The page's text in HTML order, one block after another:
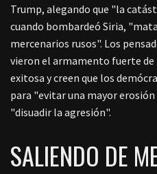
Trump, alegando que "la
cuando bombardeó Siria,
mercenarios rusos". Los
vieron el armamento fuerte
exitosa y creen que los
para "evitar una mayor
"disuadir la agresión".
SALIENDO DE